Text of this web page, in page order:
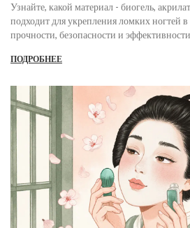
Узнайте, какой материал - биогель,
подходит для укрепления ломких ногтей
прочности, безопасности и
ПОДРОБНЕЕ